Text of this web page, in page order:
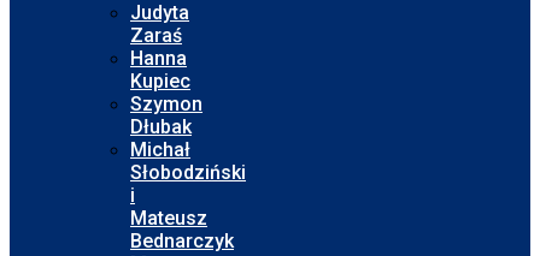
Judyta
Zaraś
Hanna
Kupiec
Szymon
Dłubak
Michał
Słobodziński
i
Mateusz
Bednarczyk